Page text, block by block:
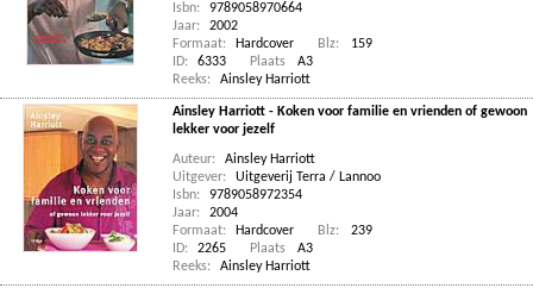
Isbn:
9789058970664
Jaar:
2002
Formaat:
Hardcover Blz:
159
ID:
6333 Plaats
A3
Reeks:
Ainsley Harriott
Ainsley Harriott - Koken voor familie en vrienden of gewoon
lekker voor jezelf
Auteur:
Ainsley Harriott
Uitgever:
Uitgeverij Terra / Lannoo
Isbn:
9789058972354
Jaar:
2004
Formaat:
Hardcover Blz:
239
ID:
2265 Plaats
A3
Reeks:
Ainsley Harriott